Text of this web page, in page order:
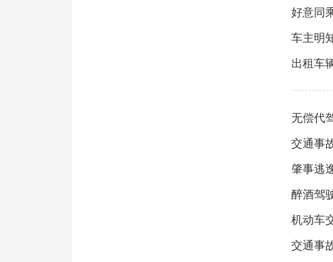
好意同
车主明
出租车
无偿代
交通事
肇事逃
醉酒驾
机动车
交通事